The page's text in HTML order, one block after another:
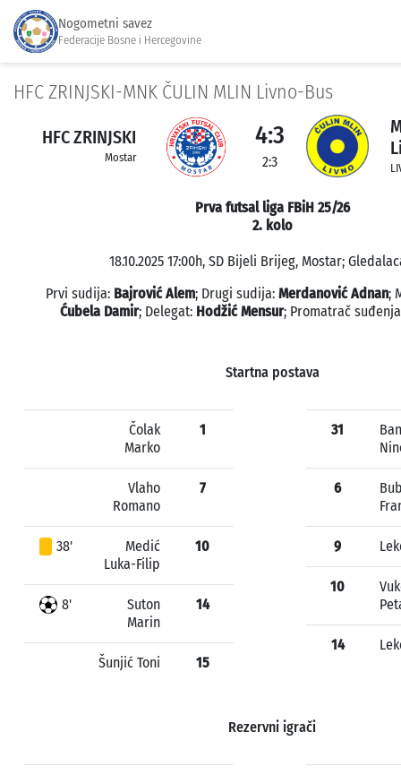
Nogometni savez
Federacije Bosne i Hercegovine
HFC ZRINJSKI-MNK ČULIN MLIN Livno-Bus
HFC ZRINJSKI
Mostar
4:3
2:3
Prva futsal liga FBiH 25/26
2. kolo
18.10.2025 17:00h, SD Bijeli Brijeg, Mostar;
Prvi sudija: Bajrović Alem; Drugi sudija: Merdanović Adnan;
Ćubela Damir; Delegat: Hodžić Mensur; Promatrač
Startna postava
Čolak
Marko
1
Vlaho
Romano
7
38'
Medić
Luka-Filip
10
8'
Suton
Marin
14
Šunjić Toni 15
31
6
9
10
14
Rezervni igrači